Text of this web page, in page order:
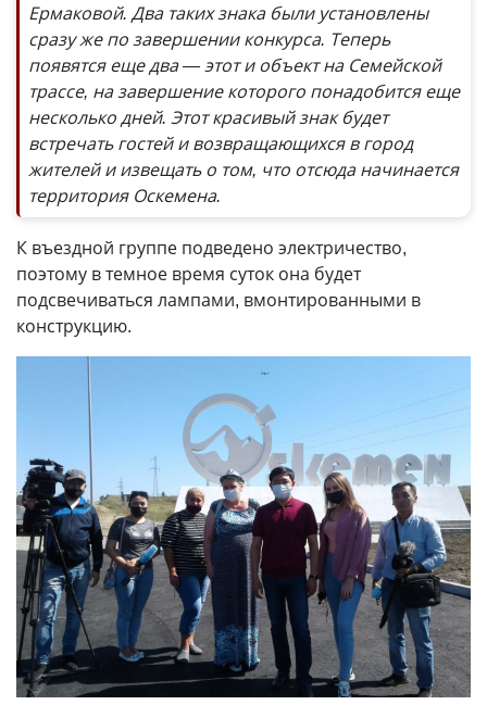
Ермаковой. Два таких знака были установлены
сразу же по завершении конкурса. Теперь
появятся еще два — этот и объект на Семейской
трассе, на завершение которого понадобится еще
несколько дней. Этот красивый знак будет
встречать гостей и возвращающихся в город
жителей и извещать о том, что отсюда начинается
территория Оскемена.
К въездной группе подведено электричество,
поэтому в темное время суток она будет
подсвечиваться лампами, вмонтированными в
конструкцию.